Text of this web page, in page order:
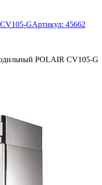
GАртикул: 45662
POLAIR CV105-G